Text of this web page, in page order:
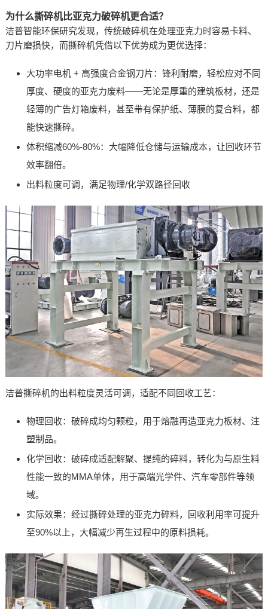
为什么撕碎机比亚克力破碎机更合适？
洁普智能环保研究发现，传统破碎机在处理亚克力时容易卡料、
刀片磨损快，而撕碎机凭借以下优势成为更优选择：
大功率电机 + 高强度合金钢刀片：锋利耐磨，轻松应对不同
厚度、硬度的亚克力废料——无论是厚重的建筑板材，还是
轻薄的广告灯箱废料，甚至带有保护纸、薄膜的复合料，都
能快速撕碎。
体积缩减60%-80%：大幅降低仓储与运输成本，让回收环节
效率翻倍。
出料粒度可调，满足物理/化学双路径回收
洁普撕碎机的出料粒度灵活可调，适配不同回收工艺：
物理回收：破碎成均匀颗粒，用于熔融再造亚克力板材、注
塑制品。
化学回收：破碎成适配解聚、提纯的碎料，转化为与原生料
性能一致的MMA单体，用于高端光学件、汽车零部件等领
域。
实际效果：经过撕碎处理的亚克力碎料，回收利用率可提升
至90%以上，大幅减少再生过程中的原料损耗。